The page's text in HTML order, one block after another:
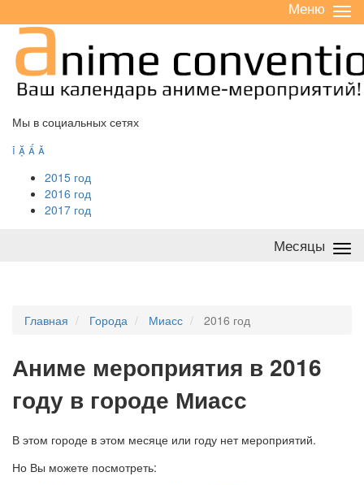
/
Меню
Мы в социальных сетях
   
2015 год
2016 год
2017 год
Месяцы
Главная Города Миасс 2016 год
Аниме мероприятия в 2016
году в городе Миасс
В этом городе в этом месяце или году нет мероприятий.
Но Вы можете посмотреть: